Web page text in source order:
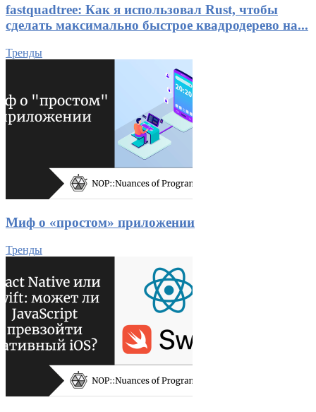
fastquadtree: Как я использовал Rust, чтобы
сделать максимально быстрое квадродерево на...
Тренды
Миф о «простом» приложении
Тренды